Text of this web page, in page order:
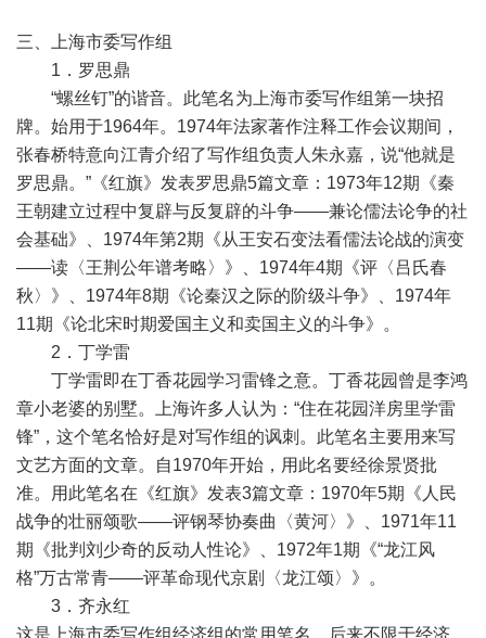
三、上海市委写作组
1．罗思鼎
“螺丝钉”的谐音。此笔名为上海市委写作组第一块招
牌。始用于1964年。1974年法家著作注释工作会议期间，
张春桥特意向江青介绍了写作组负责人朱永嘉，说“他就是
罗思鼎。”《红旗》发表罗思鼎5篇文章：1973年12期《秦
王朝建立过程中复辟与反复辟的斗争——兼论儒法论争的社
会基础》、1974年第2期《从王安石变法看儒法论战的演变
——读〈王荆公年谱考略〉》、1974年4期《评〈吕氏春
秋〉》、1974年8期《论秦汉之际的阶级斗争》、1974年
11期《论北宋时期爱国主义和卖国主义的斗争》。
2．丁学雷
丁学雷即在丁香花园学习雷锋之意。丁香花园曾是李鸿
章小老婆的别墅。上海许多人认为：“住在花园洋房里学雷
锋”，这个笔名恰好是对写作组的讽刺。此笔名主要用来写
文艺方面的文章。自1970年开始，用此名要经徐景贤批
准。用此笔名在《红旗》发表3篇文章：1970年5期《人民
战争的壮丽颂歌——评钢琴协奏曲〈黄河〉》、1971年11
期《批判刘少奇的反动人性论》、1972年1期《“龙江风
格”万古常青——评革命现代京剧〈龙江颂〉》。
3．齐永红
这是上海市委写作组经济组的常用笔名。后来不限于经济